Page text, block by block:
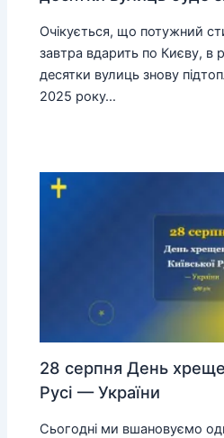
Очікується, що потужний
завтра вдарить по Києву, в
десятки вулиць знову
2025 року…
28 серпня День
Русі — України
Сьогодні ми вшановуємо